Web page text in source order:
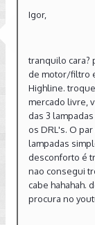
Igor,
tranquilo cara?
de motor/filtro
Highline.
mercado livre,
das 3
os DRL's. O
lampadas
desconforto é
nao consegui
cabe hahahah.
procura no